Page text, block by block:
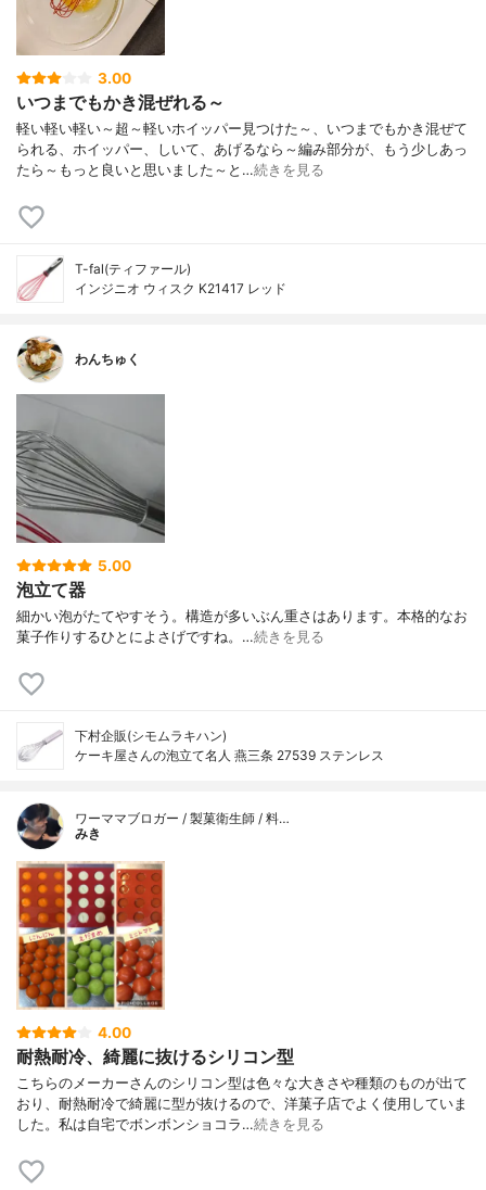
3.00
いつまでもかき混ぜれる～
軽い軽い軽い～超～軽いホイッパー見つけた～、いつまでもかき混ぜて
られる、ホイッパー、しいて、あげるなら～編み部分が、もう少しあっ
たら～もっと良いと思いました～と…続きを見る
T-fal(ティファール)
インジニオ ウィスク K21417 レッド
わんちゅく
5.00
泡立て器
細かい泡がたてやすそう。構造が多いぶん重さはあります。本格的なお
菓子作りするひとによさげですね。…続きを見る
下村企販(シモムラキハン)
ケーキ屋さんの泡立て名人 燕三条 27539 ステンレス
ワーママブロガー / 製菓衛生師 / 料…
みき
4.00
耐熱耐冷、綺麗に抜けるシリコン型
こちらのメーカーさんのシリコン型は色々な大きさや種類のものが出て
おり、耐熱耐冷で綺麗に型が抜けるので、洋菓子店でよく使用していま
した。私は自宅でボンボンショコラ…続きを見る